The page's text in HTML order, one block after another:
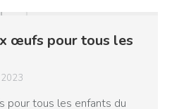
œufs pour tous les
pour tous les enfants du